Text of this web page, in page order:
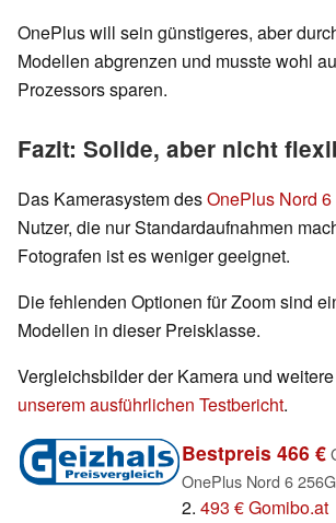
OnePlus will sein günstigeres, aber
Modellen abgrenzen und musste wohl
Prozessors sparen.
Fazit: Solide, aber nicht
Das Kamerasystem desOnePlus Nord 6
Nutzer, die nur Standardaufnahmen
Fotografen ist es weniger geeignet.
Die fehlenden Optionen für Zoom sind
Modellen in dieser Preisklasse.
Vergleichsbilder der Kamera und
unserem ausführlichen Testbericht.
Bestpreis 466 €
OnePlus Nord 6
2. 493 € Gomibo.at